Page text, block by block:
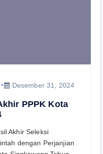
Desember 31, 2024
PPPK Kota
Akhir Seleksi
dengan Perjanjian